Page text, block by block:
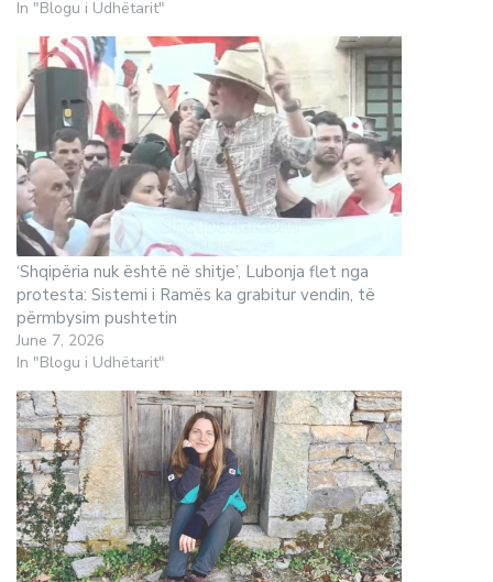
In "Blogu i Udhëtarit"
‘Shqipëria nuk është në shitje’, Lubonja flet nga
protesta: Sistemi i Ramës ka grabitur vendin, të
përmbysim pushtetin
June 7, 2026
In "Blogu i Udhëtarit"